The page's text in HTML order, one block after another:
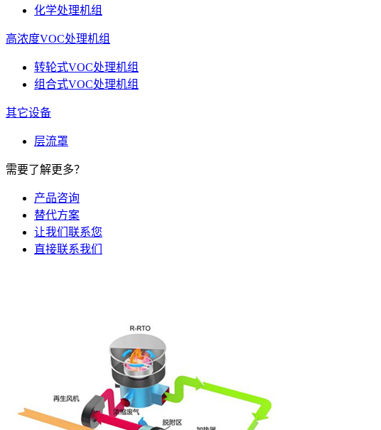
化学处理机组
高浓度VOC处理机组
转轮式VOC处理机组
组合式VOC处理机组
其它设备
层流罩
需要了解更多？
产品咨询
替代方案
让我们联系您
直接联系我们